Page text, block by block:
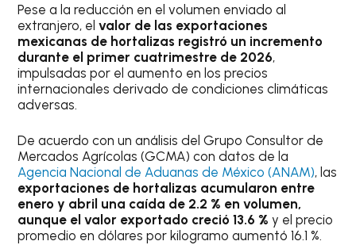
Pese a la reducción en el volumen enviado al
extranjero, elvalor de las exportaciones
mexicanas de hortalizas registró un incremento
durante el primer cuatrimestre de 2026,
impulsadas por el aumento en los precios
internacionales derivado de condiciones climáticas
adversas.
De acuerdo con un análisis del Grupo Consultor de
Mercados Agrícolas (GCMA) con datos de la
Agencia Nacional de Aduanas de México (ANAM), las
exportaciones de hortalizas acumularon entre
enero y abril una caída de 2.2 % en volumen,
aunque el valor exportado creció 13.6 % y el precio
promedio en dólares por kilogramo aumentó 16.1 %.